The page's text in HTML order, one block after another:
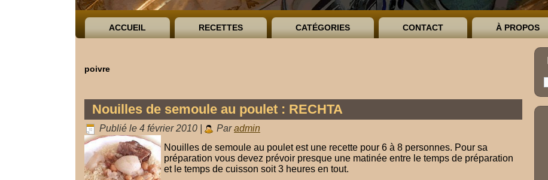
ACCUEIL RECETTES CATÉGORIES CONTACT À PROPOS
poivre
Nouilles de semoule au poulet : RECHTA
Publié le 4 février 2010 Par admin
Nouilles de semoule au poulet est une recette pour 6 à 8 personnes. Pour sa
préparation vous devez prévoir presque une matinée entre le temps de préparation
et le temps de cuisson soit 3 heures en tout.